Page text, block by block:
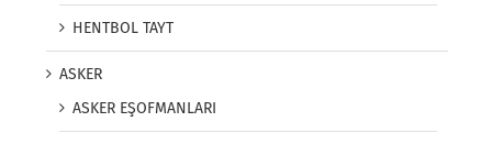
HENTBOL TAYT
ASKER
ASKER EŞOFMANLARI